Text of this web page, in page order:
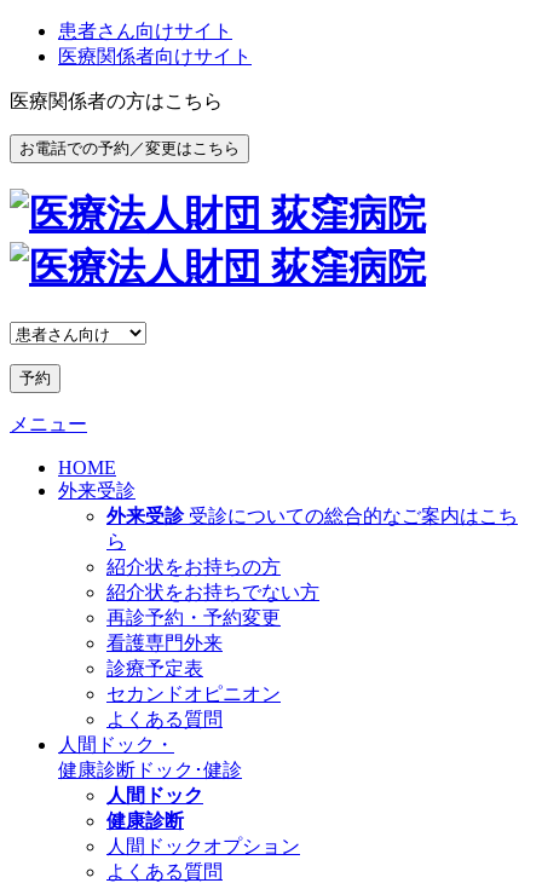
患者さん向けサイト
医療関係者向けサイト
医療関係者の方はこちら
お電話での予約／変更はこちら
予約
メニュー
HOME
外来受診
外来受診 受診についての総合的なご案内はこち
ら
紹介状をお持ちの方
紹介状をお持ちでない方
再診予約・予約変更
看護専門外来
診療予定表
セカンドオピニオン
よくある質問
人間ドック・
健康診断 ドック･健診
人間ドック
健康診断
人間ドックオプション
よくある質問